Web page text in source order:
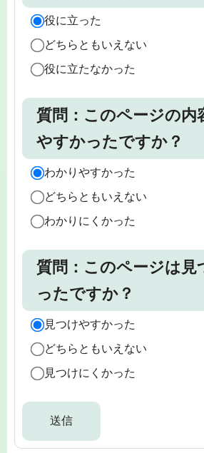
役に立った
どちらともいえない
役に立たなかった
質問：このページの内
やすかったですか？
わかりやすかった
どちらともいえない
わかりにくかった
質問：このページは見
ったですか？
見つけやすかった
どちらともいえない
見つけにくかった